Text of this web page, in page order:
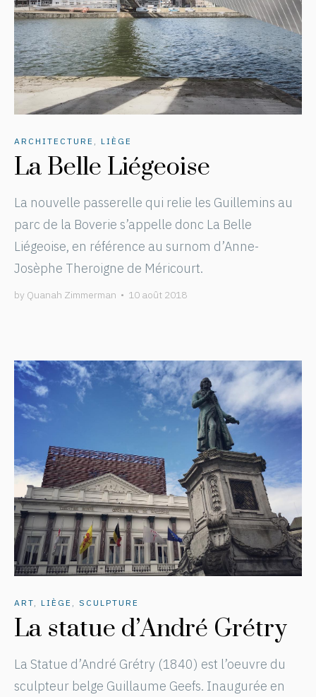
ARCHITECTURE , LIÈGE
La Belle Liégeoise
La nouvelle passerelle qui relie les Guillemins au
parc de la Boverie s’appelle donc La Belle
Liégeoise, en référence au surnom d’Anne-
Josèphe Theroigne de Méricourt.
by Quanah Zimmerman • 10 août 2018
ART, LIÈGE , SCULPTURE
La statue d’André Grétry
La Statue d’André Grétry (1840) est l’oeuvre du
sculpteur belge Guillaume Geefs. Inaugurée en